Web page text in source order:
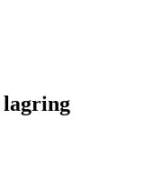
lagring